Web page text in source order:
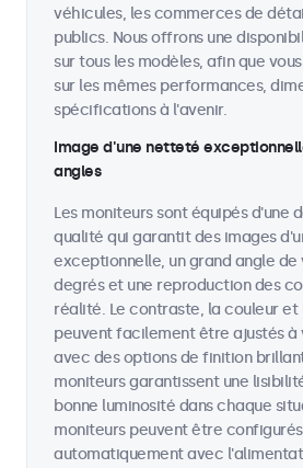
véhicules, les commerces de
publics. Nous offrons une
sur tous les modèles, afin que
sur les mêmes performances,
spécifications à l'avenir.
Image d'une netteté
angles
Les moniteurs sont équipés d'une
qualité qui garantit des images
exceptionnelle, un grand angle de
degrés et une reproduction des
réalité. Le contraste, la couleur et
peuvent facilement être ajustés à
avec des options de finition
moniteurs garantissent une
bonne luminosité dans chaque
moniteurs peuvent être
automatiquement avec